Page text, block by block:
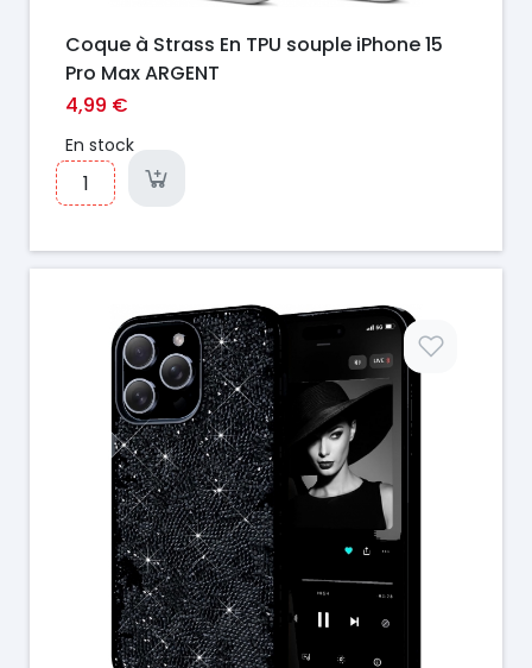
Coque à Strass En TPU souple iPhone 15
Pro Max ARGENT
4,99 €
En stock